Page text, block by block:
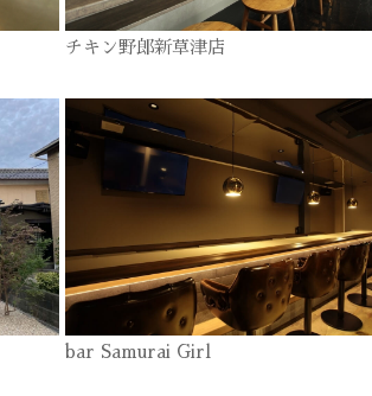
チキン野郎新草津店
bar Samurai Girl